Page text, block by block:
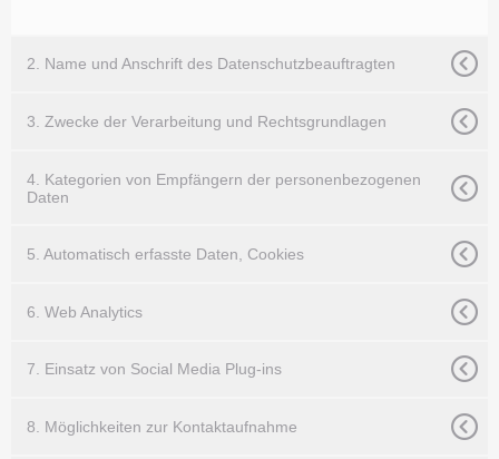
2. Name und Anschrift des Datenschutzbeauftragten
3. Zwecke der Verarbeitung und Rechtsgrundlagen
4. Kategorien von Empfängern der personenbezogenen
Daten
5. Automatisch erfasste Daten, Cookies
6. Web Analytics
7. Einsatz von Social Media Plug-ins
8. Möglichkeiten zur Kontaktaufnahme